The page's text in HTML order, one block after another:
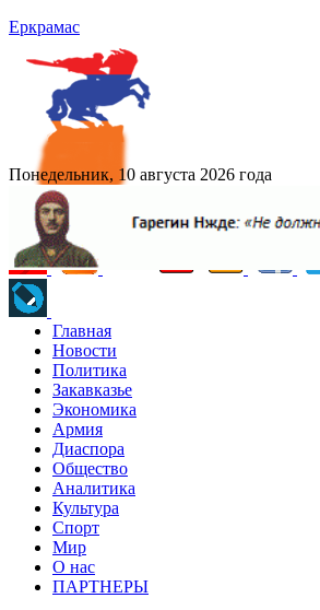
Еркрамас
Понедельник, 10 августа 2026 года
Главная
Новости
Политика
Закавказье
Экономика
Армия
Диаспора
Общество
Аналитика
Культура
Спорт
Мир
О нас
ПАРТНЕРЫ